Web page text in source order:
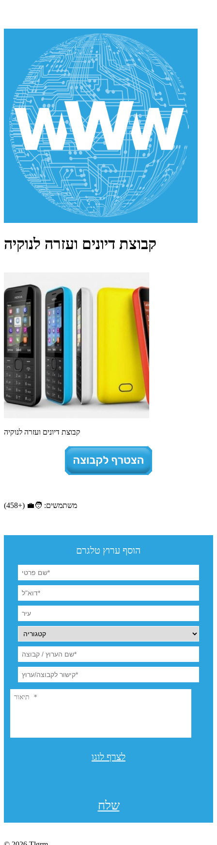
קבוצת דיונים ועזרה לנוקיה
קבוצת דיונים ועזרה לנוקיה
משתמשים: 🧑‍💼 (+458)
הוסף ערוץ טלגרם
לצרף לוגו
שלח